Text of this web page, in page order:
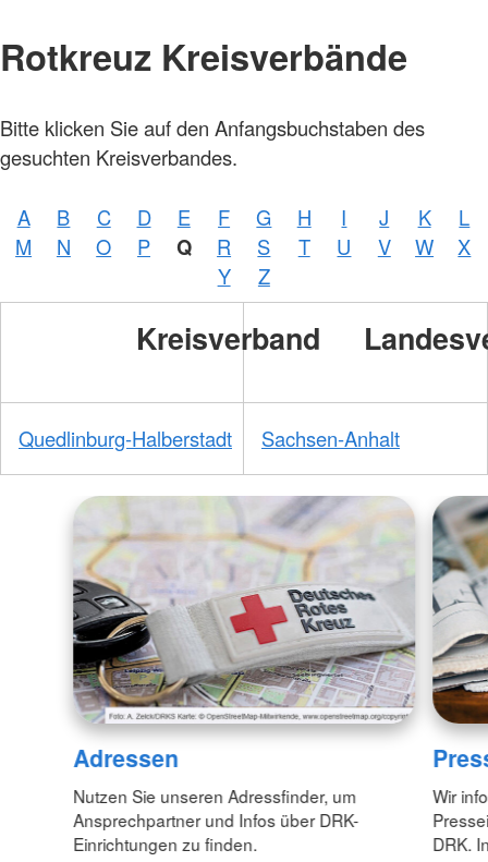
Rotkreuz Kreisverbände
Bitte klicken Sie auf den Anfangsbuchstaben des
gesuchten Kreisverbandes.
A B C D E F G H I J K
L
M
N O P Q R S T U V W
X
Y
Z
Kreisverband
Quedlinburg-Halberstadt Sachsen-Anhalt
Adressen
Nutzen Sie unseren Adressfinder, um
Ansprechpartner und Infos über DRK-
Einrichtungen zu finden.
Wir
DRK.